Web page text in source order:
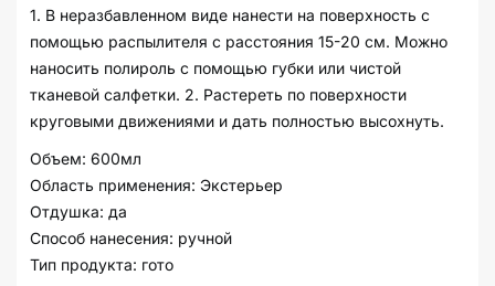
1. В неразбавленном виде нанести на поверхность с
помощью распылителя с расстояния 15-20 см. Можно
наносить полироль с помощью губки или чистой
тканевой салфетки. 2. Растереть по поверхности
круговыми движениями и дать полностью высохнуть.
Объем: 600мл
Область применения: Экстерьер
Отдушка: да
Способ нанесения: ручной
Тип продукта: гото